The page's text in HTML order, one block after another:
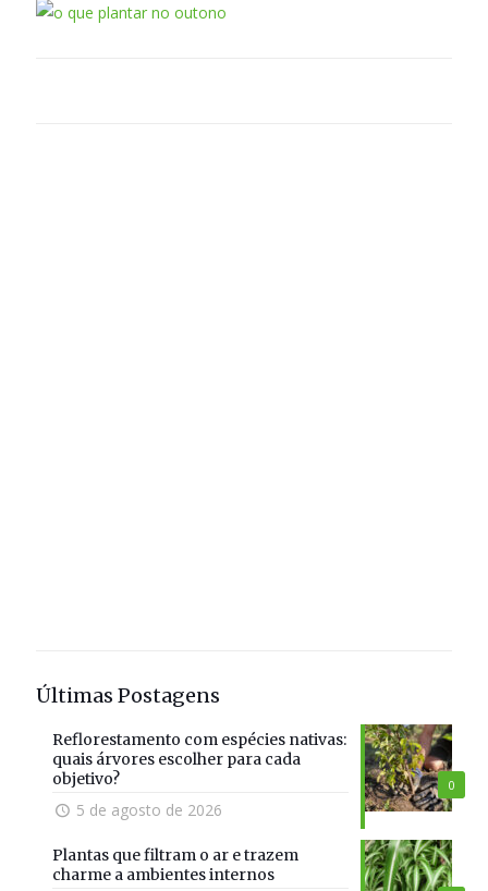
Últimas Postagens
0
Reflorestamento com espécies nativas:
quais árvores escolher para cada
objetivo?
5 de agosto de 2026
Plantas que filtram o ar e trazem
charme a ambientes internos